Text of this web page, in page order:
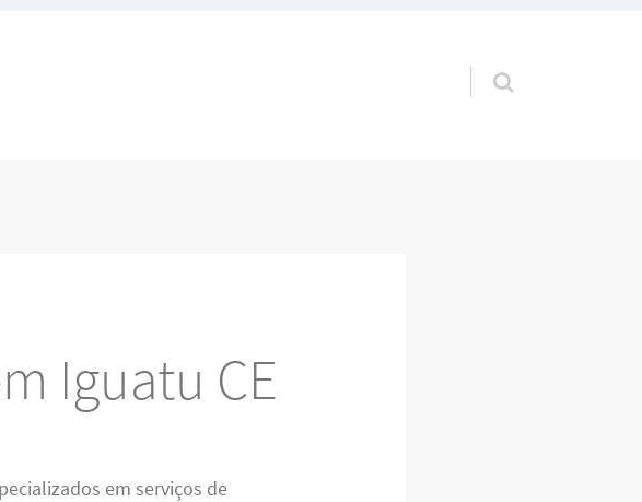
Pular para o conteúdo
Iguatu CE
em serviços de